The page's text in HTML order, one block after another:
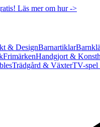
Läs mer om hur ->
& DesignBarnartiklar
FrimärkenHandgjort &
Trädgård & VäxterTV-spel